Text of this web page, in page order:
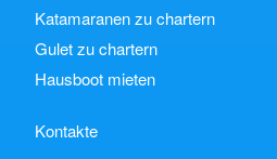
Katamaranen zu chartern
Gulet zu chartern
Hausboot mieten
Kontakte